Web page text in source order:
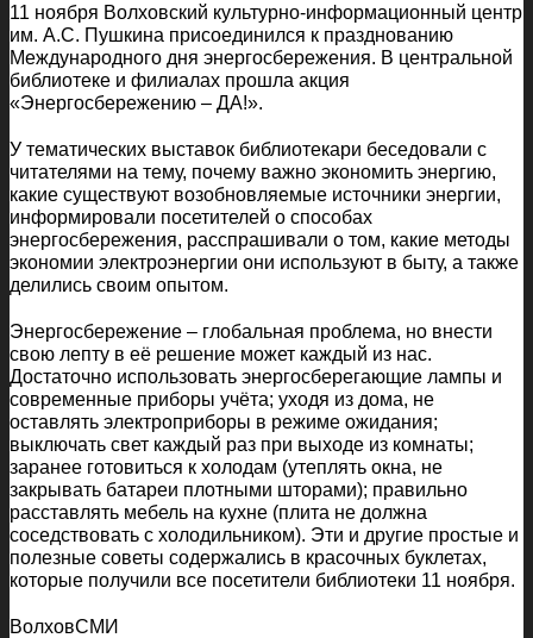
11 ноября Волховский культурно-информационный центр
им. А.С. Пушкина присоединился к празднованию
Международного дня энергосбережения. В центральной
библиотеке и филиалах прошла акция
«Энергосбережению – ДА!».
У тематических выставок библиотекари беседовали с
читателями на тему, почему важно экономить энергию,
какие существуют возобновляемые источники энергии,
информировали посетителей о способах
энергосбережения, расспрашивали о том, какие методы
экономии электроэнергии они используют в быту, а также
делились своим опытом.
Энергосбережение – глобальная проблема, но внести
свою лепту в её решение может каждый из нас.
Достаточно использовать энергосберегающие лампы и
современные приборы учёта; уходя из дома, не
оставлять электроприборы в режиме ожидания;
выключать свет каждый раз при выходе из комнаты;
заранее готовиться к холодам (утеплять окна, не
закрывать батареи плотными шторами); правильно
расставлять мебель на кухне (плита не должна
соседствовать с холодильником). Эти и другие простые и
полезные советы содержались в красочных буклетах,
которые получили все посетители библиотеки 11 ноября.
ВолховСМИ